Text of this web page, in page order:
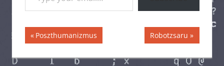
Bejegyzés
navigáció
Previous
Post:
Poszthumanizmus
Next
Post:
Robotzsaru